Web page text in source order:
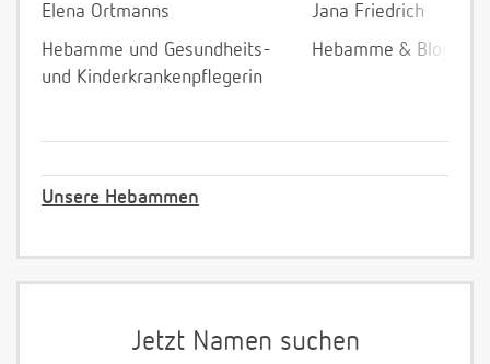
Elena Ortmanns
Hebamme und Gesundheits-
und Kinderkrankenpflegerin
Jana Friedrich
Hebamme &
Unsere Hebammen
Jetzt Namen suchen